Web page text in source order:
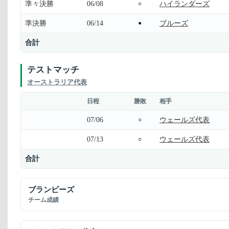
準々決勝 06/08 ○ ハイランダーズ
準決勝 06/14 ● ブルーズ
合計
テストマッチ
オーストラリア代表
日程 勝敗 相手
07/06 ○ ウェールズ代表
07/13 ○ ウェールズ代表
合計
ブランビーズ
チーム成績